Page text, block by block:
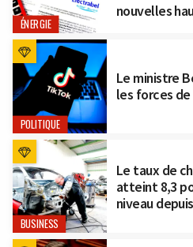
ÉNERGIE
nouvelles
POLITIQUE
Le ministre
les forces
BUSINESS
Le taux de
atteint 8,3
niveau